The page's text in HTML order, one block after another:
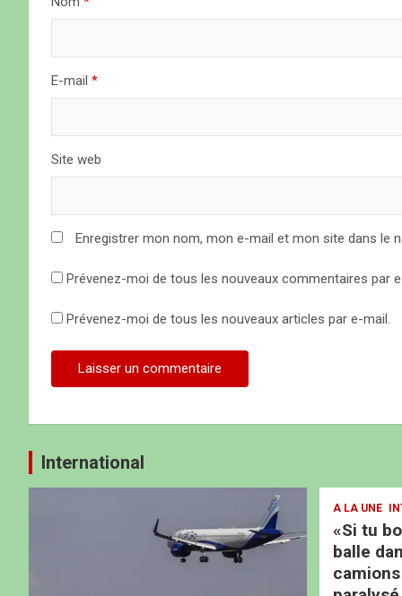
E-mail *
Site web
Enregistrer mon nom, mon e-mail et mon site dans le
Prévenez-moi de tous les nouveaux commentaires par
Prévenez-moi de tous les nouveaux articles par e-mail.
International
A LA UNE
«Si tu
balle